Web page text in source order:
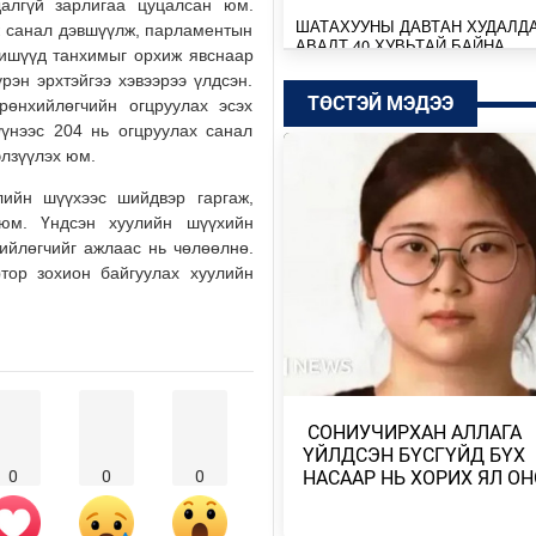
зарлигаа цуцалсан юм.
санал дэвшүүлж, парламентын
танхимыг орхиж явснаар
эрхтэйгээ хэвээрээ үлдсэн.
огцруулах эсэх
204 нь огцруулах санал
юм.
шүүхээс шийдвэр гаргаж,
юм. Үндсэн хуулийн шүүхийн
ажлаас нь чөлөөлнө.
зохион байгуулах хуулийн
0 0 0
ШАТАХУУНЫ ДАВТАН
АВАЛТ 40 ХУВЬТАЙ БАЙНА
Өчигдөр
SENZU+S1MPLE НИЙЛЭЭД 396
ДОЛЛАРЫН ҮНЭ ХҮРЭВ
Өчигдөр
БАТБААТАРЫН ХУЛАН ЖЮҮ
ДЭЛХИЙН АВАРГА БОЛЖ, ТҮҮХ
БҮТЭЭЛЭЭ
Өчигдөр
ТӨСВИЙН БАЙНГЫН ХОРОО 67
АСУУДАЛ ХЭЛЭЛЦЭЖ,
ТӨСВИЙН ТАЛААРХ …
Өчигдөр
МОНГОЛБАНК КОЙН ИНВЕСТ
ТӨСТЭЙ МЭДЭЭ
​ СОНИУЧИРХАН АЛЛАГА
ҮЙЛДСЭН БҮСГҮЙД БҮХ
НАСААР НЬ ХОРИХ ЯЛ